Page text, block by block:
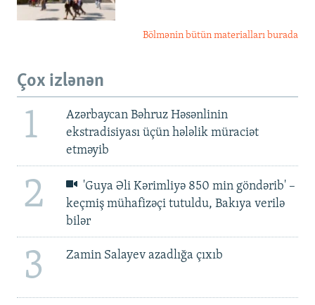
Bölmənin bütün materialları burada
Çox izlənən
1
Azərbaycan Bəhruz Həsənlinin
ekstradisiyası üçün hələlik müraciət
etməyib
2
'Guya Əli Kərimliyə 850 min göndərib' –
keçmiş mühafizəçi tutuldu, Bakıya verilə
bilər
3 Zamin Salayev azadlığa çıxıb